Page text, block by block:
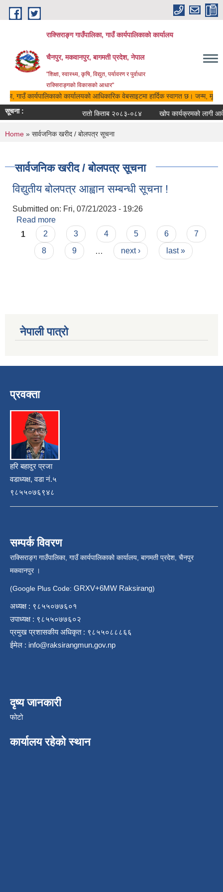
Skip to main content
राक्सिराङ्ग गाउँपालिका, गाउँ कार्यपालिकाको कार्यालय
चैनपुर, मकवानपुर, बागमती प्रदेश, नेपाल
"शिक्षा, स्वास्थ्य, कृषि, विद्युत, पर्यावरण र पुर्वाधार
राक्सिराङ्गको विकासको आधार"
गाउँ कार्यपालिकाको कार्यालयको आधिकारिक वेबसाइटमा हार्दिक स्वागत छ। जन्म,
सूचना :
रातो किताब २०८३-०८४ खोप कार्यक्रमको लागी
You are here
Home » सार्वजनिक खरीद / बोलपत्र सूचना
सार्वजनिक खरीद / बोलपत्र सूचना
विद्युतीय बोलपत्र आह्वान सम्बन्धी सूचना !
Submitted on: Fri, 07/21/2023 - 19:26
Read more
Pages
1 2 3 4 5 6
7
8
9 next › last »
नेपाली पात्रो
प्रवक्ता
हरि बहादुर प्रजा
वडाध्यक्ष, वडा नं.५
९८५५०७६९४८
सम्पर्क विवरण
राक्सिराङ्ग गाउँपालिका, गाउँ कार्यपालिकाको कार्यालय, बागमती प्रदेश, चैनपुर
मकवानपुर ।
(Google Plus Code: GRXV+6MW Raksirang)
अध्यक्ष : ९८५५०७७६०१
उपाध्यक्ष : ९८५५०७७६०२
प्रमुख प्रशासकीय अधिकृत : ९८५५०८८८६६
ईमेल : info@raksirangmun.gov.np
दृष्य जानकारी
फोटो
कार्यालय रहेको स्थान